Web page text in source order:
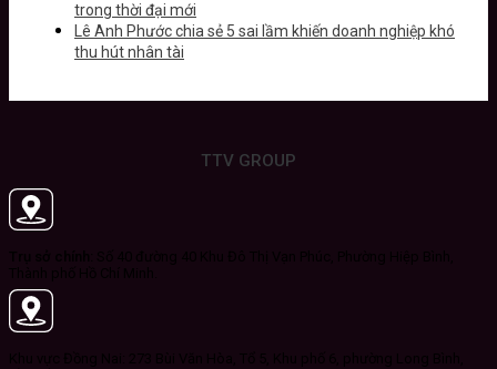
trong thời đại mới
Lê Anh Phước chia sẻ 5 sai lầm khiến doanh nghiệp khó
thu hút nhân tài
TTV GROUP